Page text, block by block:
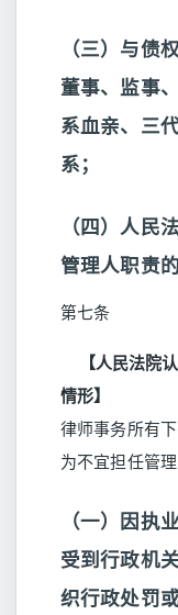
（三）与债
董事、监事
系血亲、三
系；
（四）人民
管理人职责
第七条
【人民法院
情形】
律师事务所有
为不宜担任管
（一）因执
受到行政机
织行政处罚